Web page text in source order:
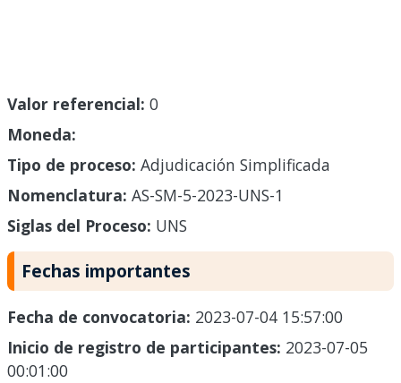
Valor referencial: 0
Moneda:
Tipo de proceso: Adjudicación Simplificada
Nomenclatura: AS-SM-5-2023-UNS-1
Siglas del Proceso: UNS
Fechas importantes
Fecha de convocatoria: 2023-07-04 15:57:00
Inicio de registro de participantes: 2023-07-05
00:01:00